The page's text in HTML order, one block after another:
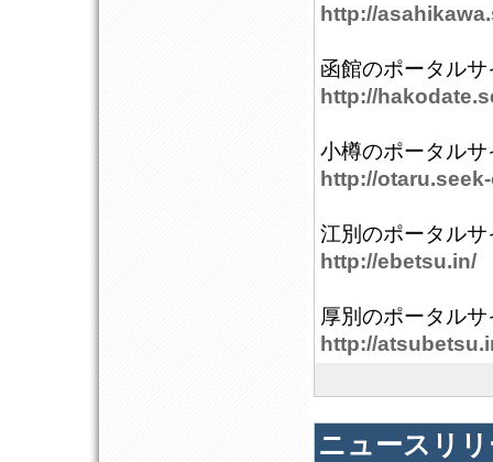
http://
函館のポータル
http://
小樽のポータル
http://
江別のポータル
http://ebetsu.in/
厚別のポータル
http://
ニュースリ